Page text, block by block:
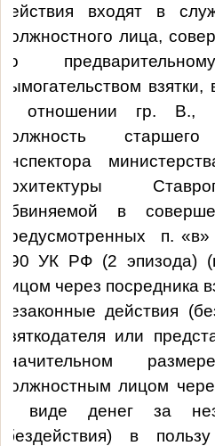
действия входят в
должностного лица,
по
вымогательством
в отношении гр. В.,
должность старшего
инспектора
архитектуры
обвиняемой в
предусмотренных
п.
290 УК РФ (2 эпизода)
лицом через посредника
незаконные действия
взяткодателя или
значительном
должностным лицом
в виде денег за
(бездействия) в